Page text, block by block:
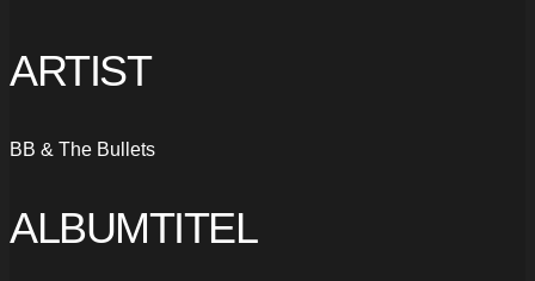
ARTIST
BB & The Bullets
ALBUMTITEL